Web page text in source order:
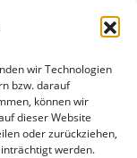
wir Technologien
bzw. darauf
können wir
dieser Website
oder zurückziehen,
werden.